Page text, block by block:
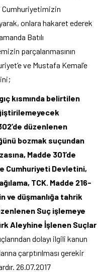
Cumhuriyetimizin
onlara hakaret ederek
Batılı
parçalanmasının
ve Mustafa Kemal’e
kısmında belirtilen
düzenlenen
bozmak suçundan
Madde 301’de
Cumhuriyeti Devletini,
TCK. Madde 216-
ve düşmanlığa tahrik
Suç işlemeye
Aleyhine İşlenen Suçlar
dolayı ilgili kanun
çarptırılması gerekir
26.07.2017